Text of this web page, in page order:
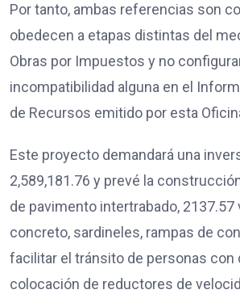
Por tanto, ambas referencias son
obedecen a etapas distintas del
Obras por Impuestos y no
incompatibilidad alguna en el
de Recursos emitido por esta
Este proyecto demandará una
2,589,181.76 y prevé la
de pavimento intertrabado, 2137.57
concreto, sardineles, rampas de
facilitar el tránsito de personas con
colocación de reductores de